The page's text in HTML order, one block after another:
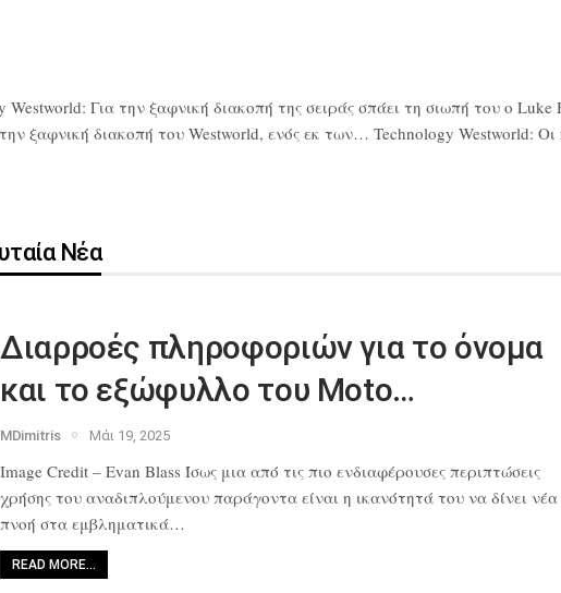
Για την ξαφνική διακοπή της σειράς σπάει τη σιωπή του ο
ξαφνική διακοπή του Westworld, ενός εκ των… Technology Westworld:
Νέα
Διαρροές πληροφοριών για το όνομα
και το εξώφυλλο του Moto…
MDimitris Μάι 19, 2025
Image Credit – Evan Blass Ίσως μια από τις πιο ενδιαφέρουσες περιπτώσεις
χρήσης του αναδιπλούμενου παράγοντα είναι η ικανότητά του να δίνει νέα
πνοή στα εμβληματικά…
READ MORE…